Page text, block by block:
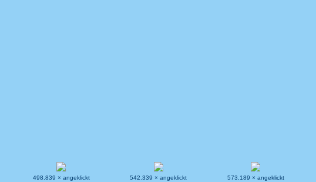
498.839 × angeklickt
542.339 × angeklickt
573.189 × angeklickt